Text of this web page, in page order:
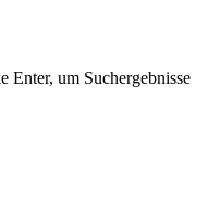
Enter, um Suchergebnisse